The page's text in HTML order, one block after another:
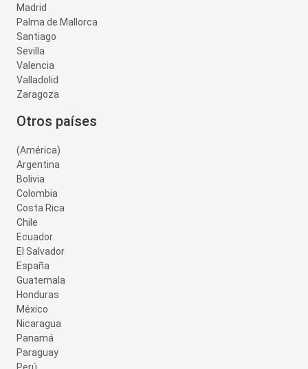
Madrid
Palma de Mallorca
Santiago
Sevilla
Valencia
Valladolid
Zaragoza
Otros países
(América)
Argentina
Bolivia
Colombia
Costa Rica
Chile
Ecuador
El Salvador
España
Guatemala
Honduras
México
Nicaragua
Panamá
Paraguay